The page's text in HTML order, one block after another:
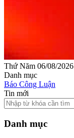
Thứ Năm 06/08/2026
Danh mục
Báo Công Luận
Tin mới
Danh mục